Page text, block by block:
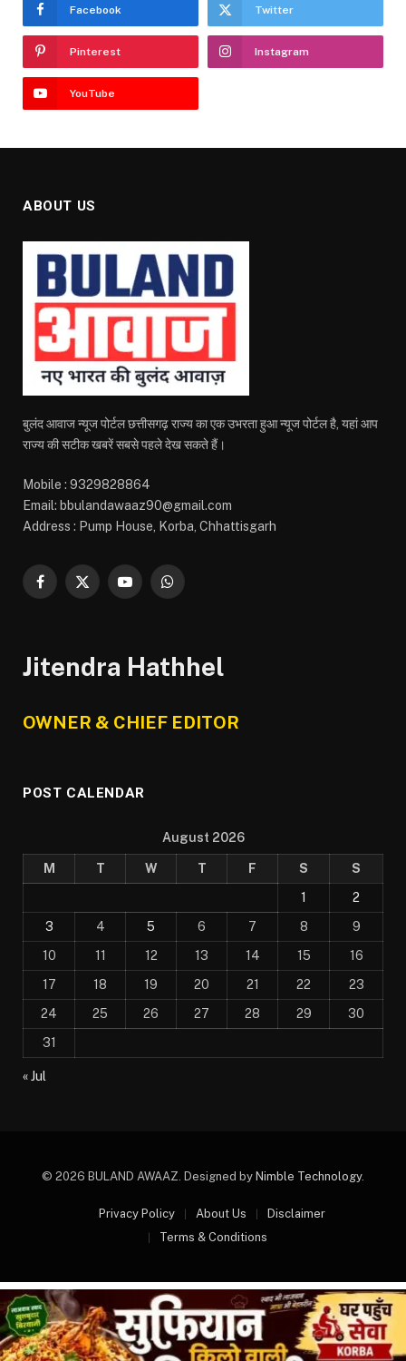
Facebook Twitter
Pinterest Instagram
YouTube
ABOUT US
बुलंद आवाज न्यूज पोर्टल छत्तीसगढ़ राज्य का एक उभरता हुआ न्यूज पोर्टल है, यहां आप
राज्य की सटीक खबरें सबसे पहले देख सकते हैं।
Mobile : 9329828864
Email: bbulandawaaz90@gmail.com
Address : Pump House, Korba, Chhattisgarh
Facebook
X
YouTubeWhatsApp
Jitendra Hathhel
OWNER & CHIEF EDITOR
POST CALENDAR
August 2026
M T W T F S
S
1
2
3
4 5 6 7 8
9
10
11 12 13 14 15
16
17
18 19 20 21 22
23
24
25 26 27 28 29
30
31
« Jul
© 2026 BULAND AWAAZ. Designed by Nimble Technology.
Privacy Policy About Us
Disclaimer
Terms & Conditions